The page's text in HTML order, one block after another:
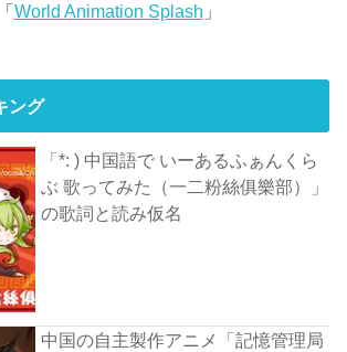
World Animation Splash 」
ング
「*: ) 中国語で いーあるふぁんくら
ぶ 歌ってみた（一二粉絲俱樂部）」
の歌詞と読み仮名
中国の自主製作アニメ「記憶管理局